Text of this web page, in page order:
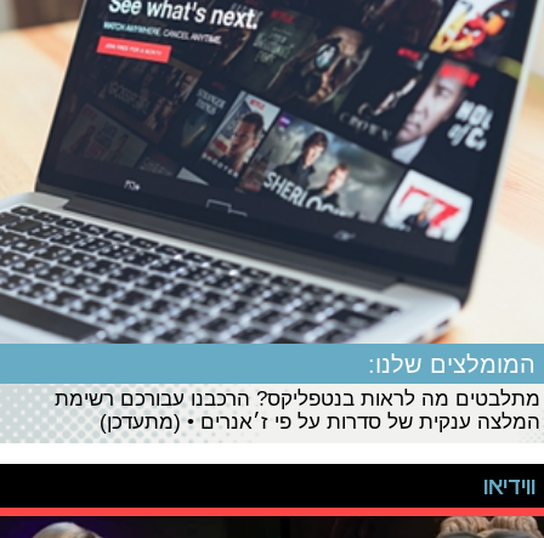
המומלצים שלנו:
מתלבטים מה לראות בנטפליקס? הרכבנו עבורכם רשימת
המלצה ענקית של סדרות על פי ז׳אנרים • (מתעדכן)
ווידיאו